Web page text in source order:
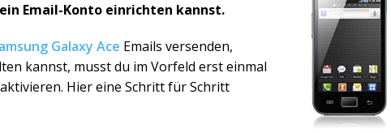
Email-Konto einrichten kannst.
Galaxy Ace Emails versenden,
kannst, musst du im Vorfeld erst einmal
Hier eine Schritt für Schritt